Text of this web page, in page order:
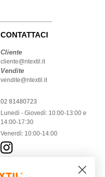
CONTATTACI
Cliente
cliente@ntextil.it
Vendite
vendite@ntextil.it
02 81480723
Lunedì - Giovedì: 10:00-13:00 e
14:00-17:30
Venerdì: 10:00-14:00